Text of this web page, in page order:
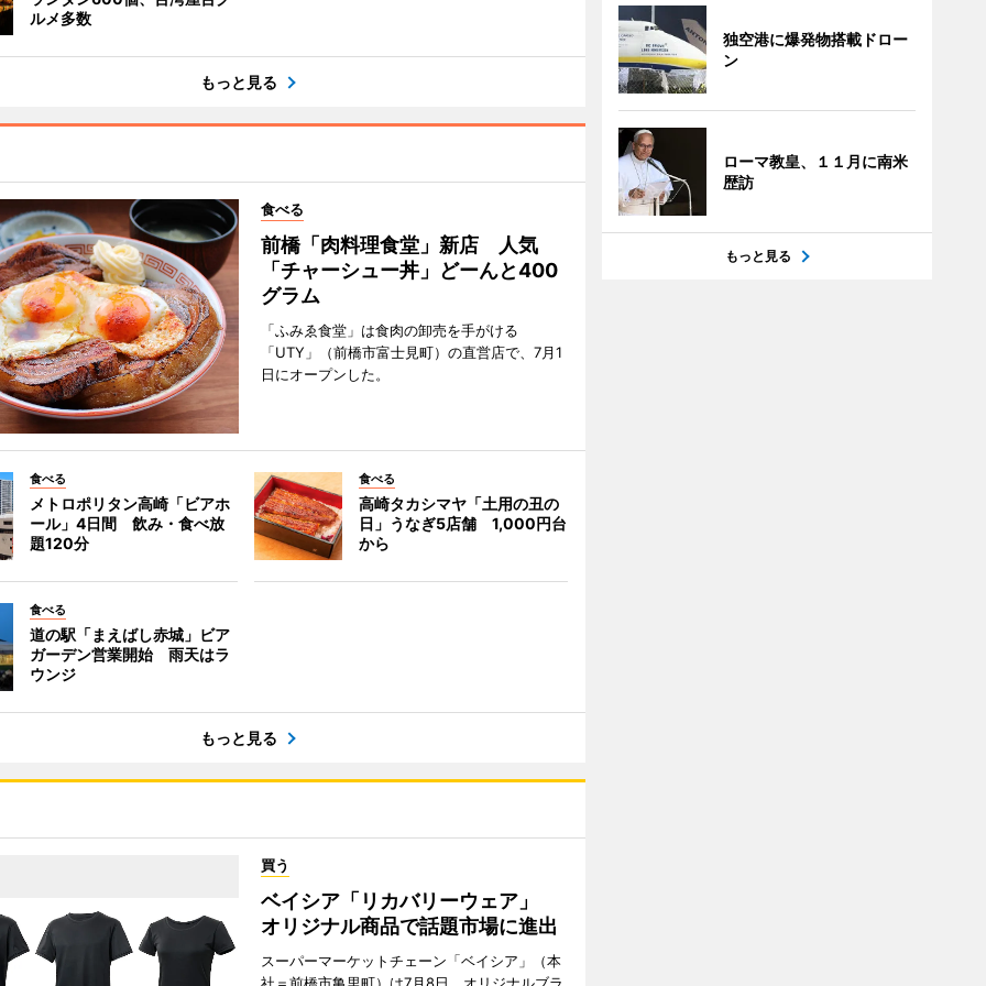
ルメ多数
もっと見る
食べる
前橋「肉料理食堂」新店 人気
「チャーシュー丼」どーんと400
グラム
「ふみゑ食堂」は食肉の卸売を手がける
「UTY」（前橋市富士見町）の直営店で、7月1
日にオープンした。
食べる
メトロポリタン高崎「ビアホ
ール」4日間 飲み・食べ放
題120分
食べる
高崎タカシマヤ「土用の丑の
日」うなぎ5店舗 1,000円台
から
食べる
道の駅「まえばし赤城」ビア
ガーデン営業開始 雨天はラ
ウンジ
もっと見る
買う
ベイシア「リカバリーウェア」
オリジナル商品で話題市場に進出
スーパーマーケットチェーン「ベイシア」（本
独空港に爆発物搭載ドロー
ン
ローマ教皇、１１月に南米
歴訪
もっと見る